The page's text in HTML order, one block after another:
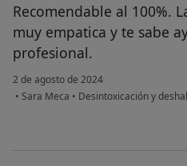
Recomendable al 100%.
muy empatica y te sabe
profesional.
2 de agosto de 2024
• Sara Meca • Desintoxicación y